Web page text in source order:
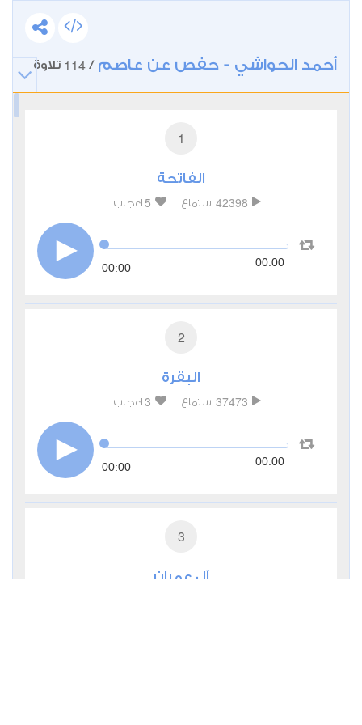
أحمد الحواشي - حفص عن عاصم /
114 تلاوة
1
الفاتحة
42398 استماع 5 اعجاب
00:00 00:00
2
البقرة
37473 استماع 3 اعجاب
00:00 00:00
3
آل عمران